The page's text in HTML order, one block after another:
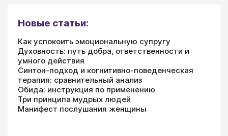
Новые статьи:
Как успокоить эмоциональную супругу
Духовность: путь добра, ответственности и
умного действия
Синтон-подход и когнитивно-поведенческая
терапия: сравнительный анализ
Обида: инструкция по применению
Три принципа мудрых людей
Манифест послушания женщины